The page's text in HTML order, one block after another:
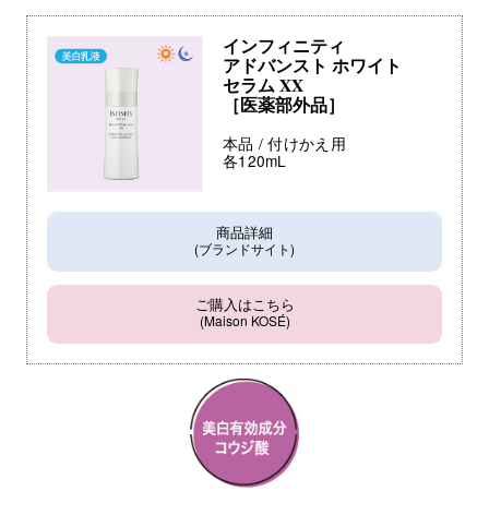
インフィニティ
アドバンスト ホワイト
セラム XX
［医薬部外品］
本品 / 付けかえ用
各120mL
商品詳細
(ブランドサイト)
ご購入はこちら
(Maison KOSÉ)